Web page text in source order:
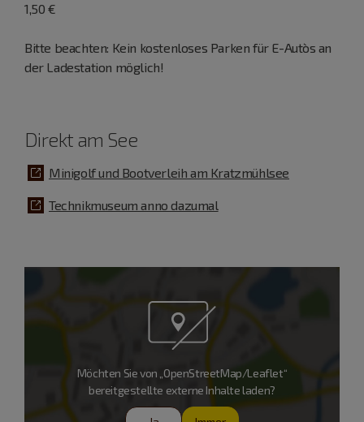
1,50 €
Bitte beachten: Kein kostenloses Parken für E-Auto`s an
der Ladestation möglich!
Direkt am See
Minigolf und Bootverleih am Kratzmühlsee
Technikmuseum anno dazumal
Möchten Sie von „OpenStreetMap/Leaflet“
bereitgestellte externe Inhalte laden?